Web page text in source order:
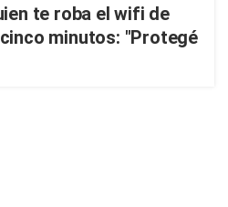
te roba el wifi de
minutos: "Protegé